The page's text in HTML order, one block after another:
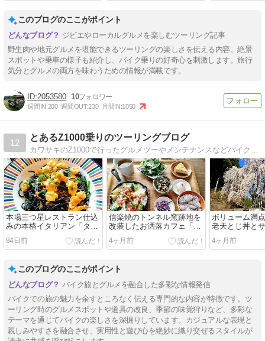
このブログのここがポイント
ジビエやローカルグルメを楽しむツーリング記事
野生肉や地元グルメを堪能できるツーリングの楽しさを伝える内容。絶景
スポットや乗車の様子も紹介し、バイク乗りの好奇心を刺激します。旅行
気分とグルメの両方を味わうための情報が満載です。
2053580 10
週間IN:200 週間OUT:230 月間IN:1050
12
とあるZ1000乗りのツーリングブログ
カワサキのZ1000で行ったグルメツーやメンテナンスなどバイクネタオンリーのブログです。
本場三つ星レストラン仕込
みの本格イタリアン「タツ
ヒロ・能勢」ランチツーリ
ングin大阪府能勢町
84日前
信楽焼のトンネル窯跡地を
改装したお洒落カフェ「か
まーとの森」ランチツーリ
ングin滋賀県甲賀市
4ヶ月前
ボリューム満
老天とじ丼と
花見ツーリン
浜町
4ヶ月前
このブログのここがポイント
バイク旅とグルメを融合した多彩な情報発信
バイクでの旅の魅力を余すところなく伝える専門的な内容が特徴です。ツ
ーリング時のグルメスポットや道具の改良、季節の味覚狩りなど、多彩な
テーマを通じてバイクの楽しさを深掘りしています。カジュアルな表現と
親しみやすさを融合させ、実用性と遊び心を絶妙に織り交ぜるスタイルが